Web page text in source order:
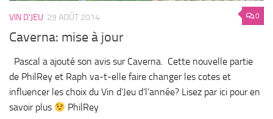
0
VIN D'JEU 29 AOÛT 2014
Caverna: mise à jour
Pascal a ajouté son avis sur Caverna. Cette nouvelle partie
de PhilRey et Raph va-t-elle faire changer les cotes et
influencer les choix du Vin d’Jeu d’l’année? Lisez par ici pour en
savoir plus
PhilRey